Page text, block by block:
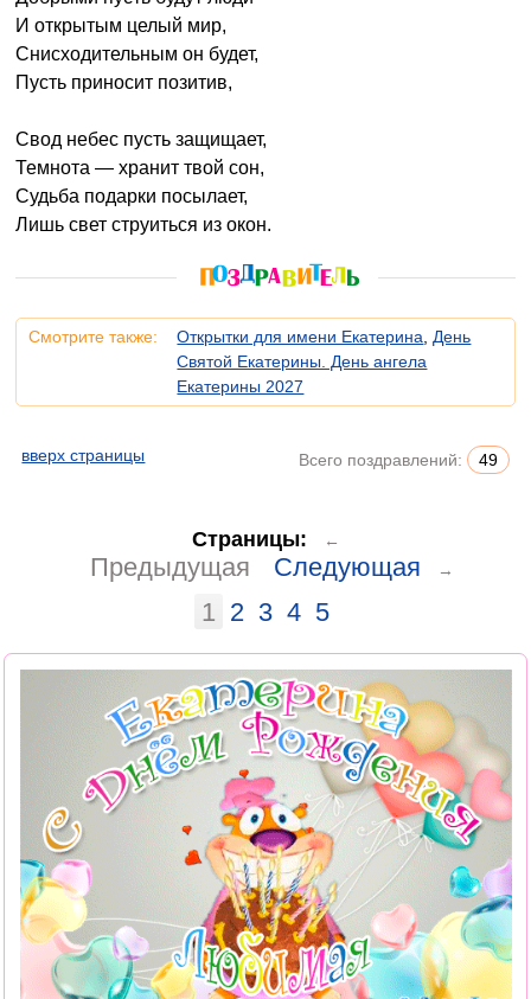
И открытым целый мир,
Снисходительным он будет,
Пусть приносит позитив,
Свод небес пусть защищает,
Темнота — хранит твой сон,
Судьба подарки посылает,
Лишь свет струиться из окон.
Смотрите также: Открытки для имени Екатерина
День
Святой Екатерины. День ангела
Екатерины 2027
вверх страницы Всего поздравлений: 49
Страницы: ←
Предыдущая Следующая →
1 2 3 4 5